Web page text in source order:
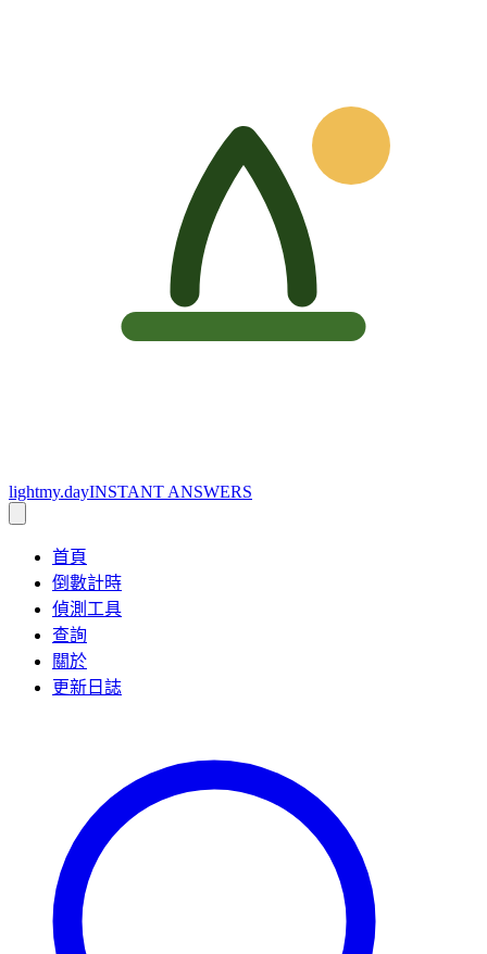
lightmy.dayINSTANT ANSWERS
首頁
倒數計時
偵測工具
查詢
關於
更新日誌